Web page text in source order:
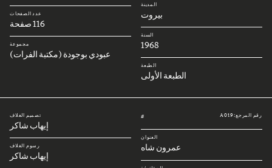
المدينة
بيروت
السنة
1968
الطبعة
الطبعة الأولى
عدد الصفحات
116 صفحة
مجموعة
عبودي بوجودة (مكتبة الفرات)
رقم المرجع: A019 #
العنوان
عمرون شاه
تصميم الغلاف
إيهاب شاكر
رسوم الغلاف
إيهاب شاكر